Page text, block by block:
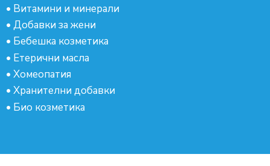
• Витамини и минерали
• Добавки за жени
• Бебешка козметика
• Етерични масла
• Хомеопатия
• Хранителни добавки
• Био козметика